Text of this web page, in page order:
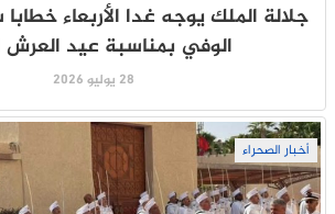
جلالة الملك يوجه غدا الأربعاء
الوفي بمناسبة عيد العرش
28 يوليو 2026
أخبار الصحراء